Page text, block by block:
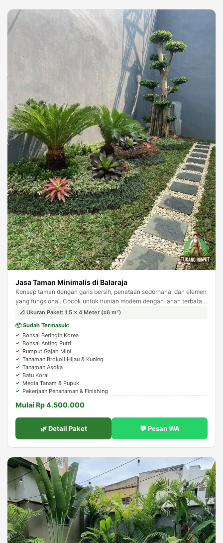
Jasa Taman Minimalis di Balaraja
Konsep taman dengan garis bersih, penataan sederhana, dan elemen
yang fungsional. Cocok untuk hunian modern dengan lahan terbatas,
tampil estetis tanpa kesan berlebihan.
📐 Ukuran Paket: 1,5 × 4 Meter (±6 m²)
📦 Sudah Termasuk:
Bonsai Beringin Korea
Bonsai Anting Putri
Rumput Gajah Mini
Tanaman Brokoli Hijau & Kuning
Tanaman Asoka
Batu Koral
Media Tanam & Pupuk
Pekerjaan Penanaman & Finishing
Mulai Rp 4.500.000
🌿 Detail Paket 💬 Pesan WA